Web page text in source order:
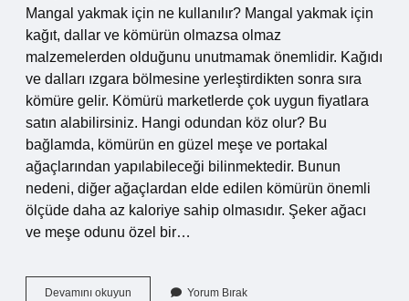
Mangal yakmak için ne kullanılır? Mangal yakmak için
kağıt, dallar ve kömürün olmazsa olmaz
malzemelerden olduğunu unutmamak önemlidir. Kağıdı
ve dalları ızgara bölmesine yerleştirdikten sonra sıra
kömüre gelir. Kömürü marketlerde çok uygun fiyatlara
satın alabilirsiniz. Hangi odundan köz olur? Bu
bağlamda, kömürün en güzel meşe ve portakal
ağaçlarından yapılabileceği bilinmektedir. Bunun
nedeni, diğer ağaçlardan elde edilen kömürün önemli
ölçüde daha az kaloriye sahip olmasıdır. Şeker ağacı
ve meşe odunu özel bir…
Devamını okuyun Yorum Bırak